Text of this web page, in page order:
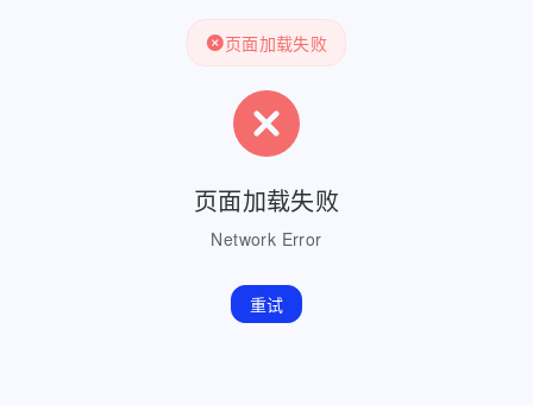
页面加载失败
Network Error
重试
页面加载失败